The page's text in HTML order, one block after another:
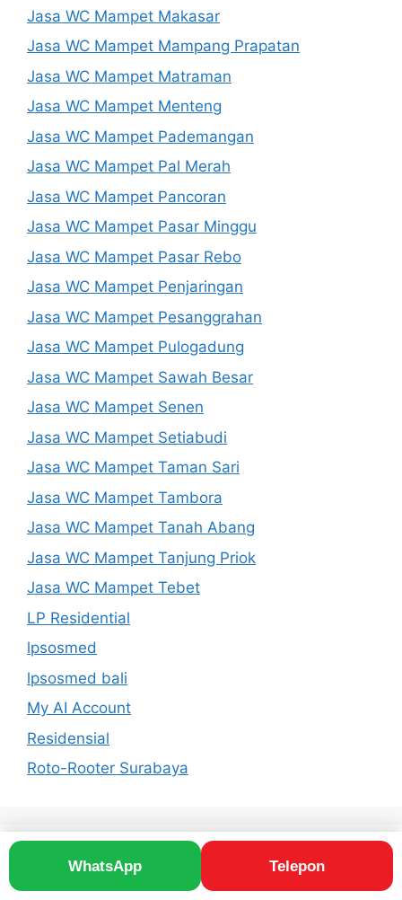
WhatsApp Telepon
Jasa WC Mampet Makasar
Jasa WC Mampet Mampang Prapatan
Jasa WC Mampet Matraman
Jasa WC Mampet Menteng
Jasa WC Mampet Pademangan
Jasa WC Mampet Pal Merah
Jasa WC Mampet Pancoran
Jasa WC Mampet Pasar Minggu
Jasa WC Mampet Pasar Rebo
Jasa WC Mampet Penjaringan
Jasa WC Mampet Pesanggrahan
Jasa WC Mampet Pulogadung
Jasa WC Mampet Sawah Besar
Jasa WC Mampet Senen
Jasa WC Mampet Setiabudi
Jasa WC Mampet Taman Sari
Jasa WC Mampet Tambora
Jasa WC Mampet Tanah Abang
Jasa WC Mampet Tanjung Priok
Jasa WC Mampet Tebet
LP Residential
lpsosmed
lpsosmed bali
My AI Account
Residensial
Roto-Rooter Surabaya
© 2026 Roto-Rooter Drain Service | Ducting Cleaning
• Dibangun dengan
GeneratePress